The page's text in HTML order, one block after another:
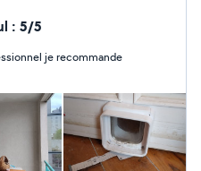
Balcon et organisation
: 5/5
je recommande